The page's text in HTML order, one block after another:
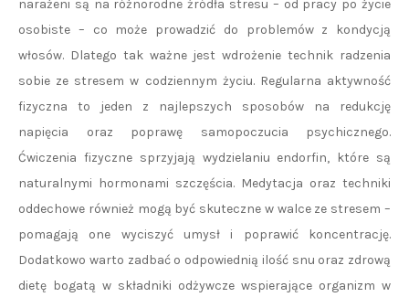
narażeni są na różnorodne źródła stresu – od pracy po życie
osobiste – co może prowadzić do problemów z kondycją
włosów. Dlatego tak ważne jest wdrożenie technik radzenia
sobie ze stresem w codziennym życiu. Regularna aktywność
fizyczna to jeden z najlepszych sposobów na redukcję
napięcia oraz poprawę samopoczucia psychicznego.
Ćwiczenia fizyczne sprzyjają wydzielaniu endorfin, które są
naturalnymi hormonami szczęścia. Medytacja oraz techniki
oddechowe również mogą być skuteczne w walce ze stresem –
pomagają one wyciszyć umysł i poprawić koncentrację.
Dodatkowo warto zadbać o odpowiednią ilość snu oraz zdrową
dietę bogatą w składniki odżywcze wspierające organizm w